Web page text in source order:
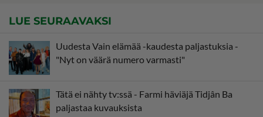
LUE SEURAAVAKSI
Uudesta Vain elämää -kaudesta paljastuksia -
"Nyt on väärä numero varmasti"
Tätä ei nähty tv:ssä - Farmi häviäjä Tidjân Ba
paljastaa kuvauksista